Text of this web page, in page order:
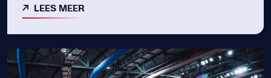
LEES MEER